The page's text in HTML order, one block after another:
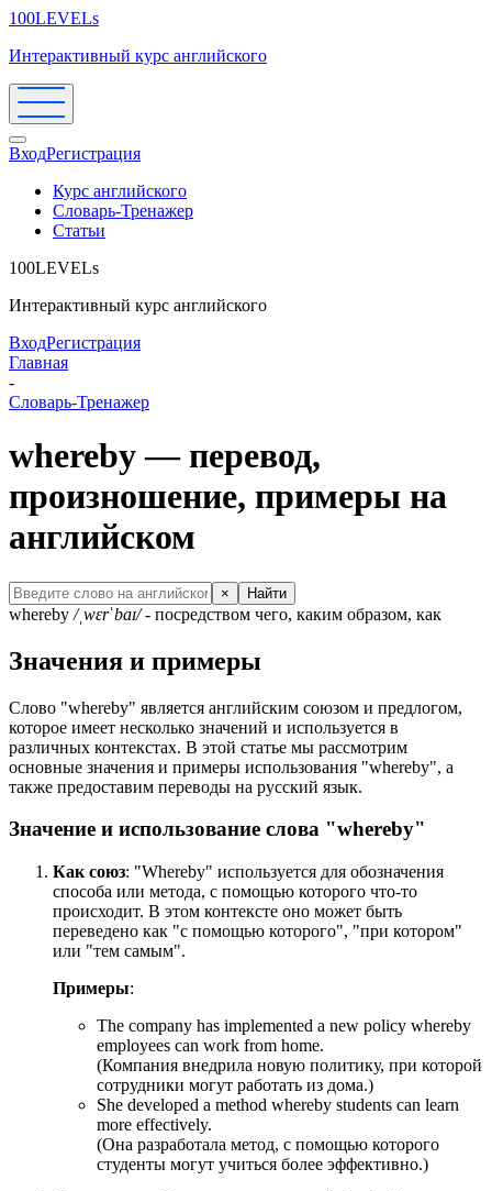
100LEVELs
Интерактивный курс английского
ВходРегистрация
Курс английского
Словарь-Тренажер
Статьи
100LEVELs
Интерактивный курс английского
ВходРегистрация
Главная
-
Словарь-Тренажер
whereby — перевод,
произношение, примеры на
английском
× Найти
whereby /ˌwɛrˈbaɪ/- посредством чего, каким образом, как
Значения и примеры
Слово "whereby" является английским союзом и предлогом,
которое имеет несколько значений и используется в
различных контекстах. В этой статье мы рассмотрим
основные значения и примеры использования "whereby", а
также предоставим переводы на русский язык.
Значение и использование слова "whereby"
Как союз: "Whereby" используется для обозначения
способа или метода, с помощью которого что-то
происходит. В этом контексте оно может быть
переведено как "с помощью которого", "при котором"
или "тем самым".
Примеры:
The company has implemented a new policy whereby
employees can work from home.
(Компания внедрила новую политику, при которой
сотрудники могут работать из дома.)
She developed a method whereby students can learn
more effectively.
(Она разработала метод, с помощью которого
студенты могут учиться более эффективно.)